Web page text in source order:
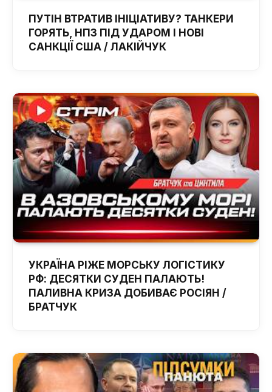
ПУТІН ВТРАТИВ ІНІЦІАТИВУ? ТАНКЕРИ
ГОРЯТЬ, НПЗ ПІД УДАРОМ І НОВІ
САНКЦІЇ США / ЛАКІЙЧУК
УКРАЇНА РІЖЕ МОРСЬКУ ЛОГІСТИКУ
РФ: ДЕСЯТКИ СУДЕН ПАЛАЮТЬ!
ПАЛИВНА КРИЗА ДОБИВАЄ РОСІЯН /
БРАТЧУК